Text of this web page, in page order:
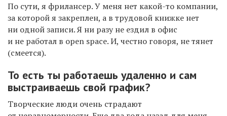
По сути, я фрилансер. У меня нет какой-то компании,
за которой я закреплен, а в трудовой книжке нет
ни одной записи. Я ни разу не ездил в офис
и не работал в open space. И, честно говоря, не тянет
(смеется).
То есть ты работаешь удаленно и сам
выстраиваешь свой график?
Творческие люди очень страдают